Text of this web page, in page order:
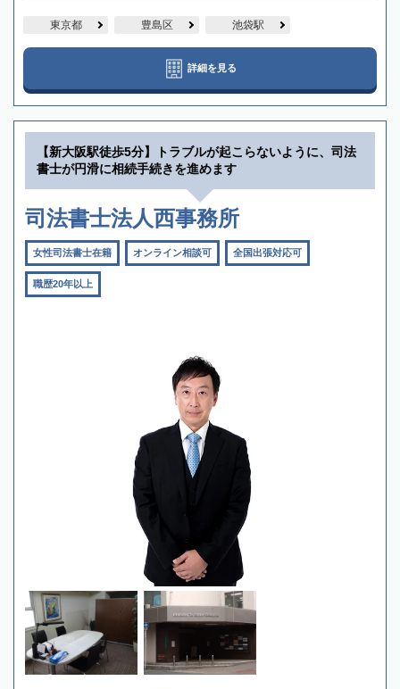
東京都 豊島区 池袋駅
詳細を見る
【新大阪駅徒歩5分】トラブルが起こらないように、司法
書士が円滑に相続手続きを進めます
司法書士法人西事務所
女性司法書士在籍 オンライン相談可 全国出張対応可
職歴20年以上